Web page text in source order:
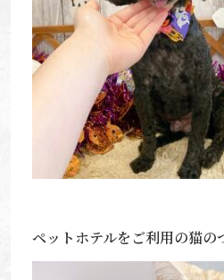
ペットホテルをご利用の猫の